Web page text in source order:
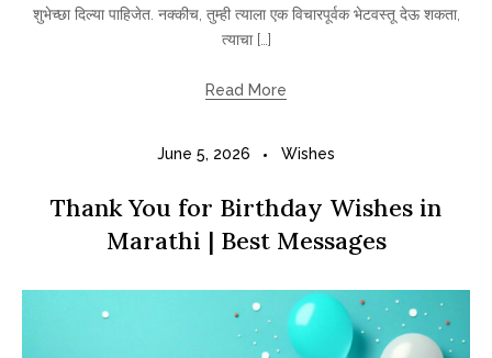
शुभेच्छा दिल्या पाहिजेत. नक्कीच, तुम्ही त्याला एक विचारपूर्वक भेटवस्तू देऊ शकता,
त्याचा […]
Read More
June 5, 2026 Wishes
Thank You for Birthday Wishes in
Marathi | Best Messages